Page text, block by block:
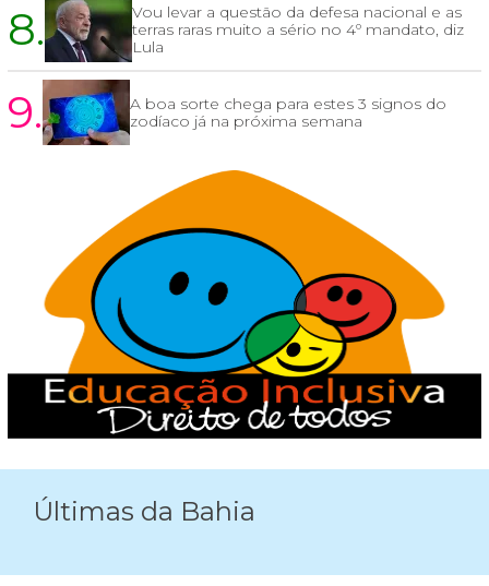
8.
Vou levar a questão da defesa nacional e as
terras raras muito a sério no 4º mandato, diz
Lula
9.
A boa sorte chega para estes 3 signos do
zodíaco já na próxima semana
Últimas da Bahia